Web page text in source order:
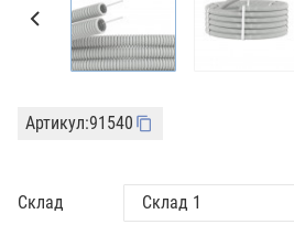
Артикул:91540
Склад